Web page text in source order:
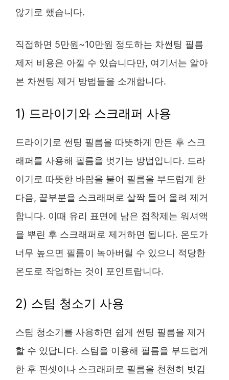
않기로 했습니다.
직접하면 5만원~10만원 정도하는 차썬팅 필름
제저 비용은 아낄 수 있습니다만, 여기서는 알아
본 차썬팅 제거 방법들을 소개합니다.
1) 드라이기와 스크래퍼 사용
드라이기로 썬팅 필름을 따뜻하게 만든 후 스크
래퍼를 사용해 필름을 벗기는 방법입니다. 드라
이기로 따뜻한 바람을 불어 필름을 부드럽게 한
다음, 끝부분을 스크래퍼로 살짝 들어 올려 제거
합니다. 이때 유리 표면에 남은 접착제는 워셔액
을 뿌린 후 스크래퍼로 제거하면 됩니다. 온도가
너무 높으면 필름이 녹아버릴 수 있으니 적당한
온도로 작업하는 것이 포인트랍니다​.
2) 스팀 청소기 사용
스팀 청소기를 사용하면 쉽게 썬팅 필름을 제거
할 수 있답니다. 스팀을 이용해 필름을 부드럽게
한 후 핀셋이나 스크래퍼로 필름을 천천히 벗깁